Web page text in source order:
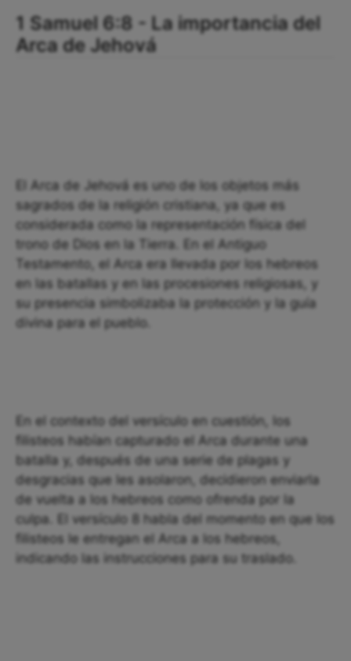
1 Samuel 6:8 - La importancia del
Arca de Jehová
El Arca de Jehová es uno de los objetos más
sagrados de la religión cristiana, ya que es
considerada como la representación física del
trono de Dios en la Tierra. En el Antiguo
Testamento, el Arca era llevada por los hebreos
en las batallas y en las procesiones religiosas, y
su presencia simbolizaba la protección y la guía
divina para el pueblo.
En el contexto del versículo en cuestión, los
filisteos habían capturado el Arca durante una
batalla y, después de una serie de plagas y
desgracias que les asolaron, decidieron enviarla
de vuelta a los hebreos como ofrenda por la
culpa. El versículo 8 habla del momento en que los
filisteos le entregan el Arca a los hebreos,
indicando las instrucciones para su traslado.